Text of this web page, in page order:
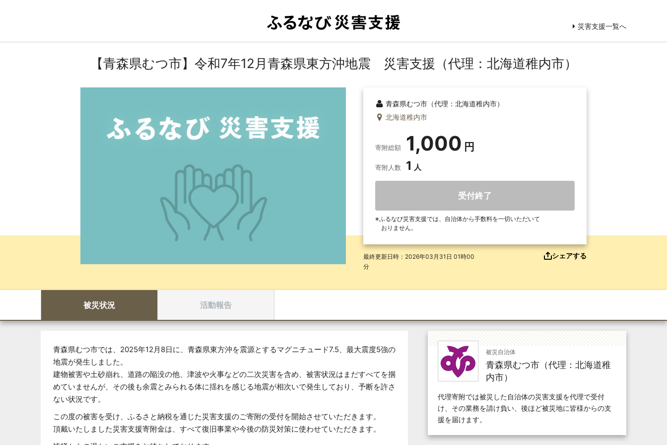
災害支援一覧へ
【青森県むつ市】令和7年12月青森県東方沖地震 災害支援（代理：北海道稚内市）
青森県むつ市（代理：北海道稚内市）
北海道稚内市
寄附総額 1,000
寄附人数 1
受付終了
ふるなび災害支援では、自治体から手数料を一切いただいて
おりません。
最終更新日時：2026年03月31日 01時00
分
シェアする
被災状況 活動報告
被災自治体
青森県むつ市（代理：北海道稚
内市）
代理寄附では被災した自治体の災害支援を代理で受付
け、その業務を請け負い、後ほど被災地に皆様からの支
援を届けます。
青森県むつ市では、2025年12月8日に、青森県東方沖を震源とするマグニチュード7.5、最大震度5強の
地震が発生しました。
建物被害や土砂崩れ、道路の陥没の他、津波や火事などの二次災害を含め、被害状況はまだすべてを掴
めていませんが、その後も余震とみられる体に揺れを感じる地震が相次いで発生しており、予断を許さ
ない状況です。
この度の被害を受け、ふるさと納税を通じた災害支援のご寄附の受付を開始させていただきます。
頂戴いたしました災害支援寄附金は、すべて復旧事業や今後の防災対策に使わせていただきます。